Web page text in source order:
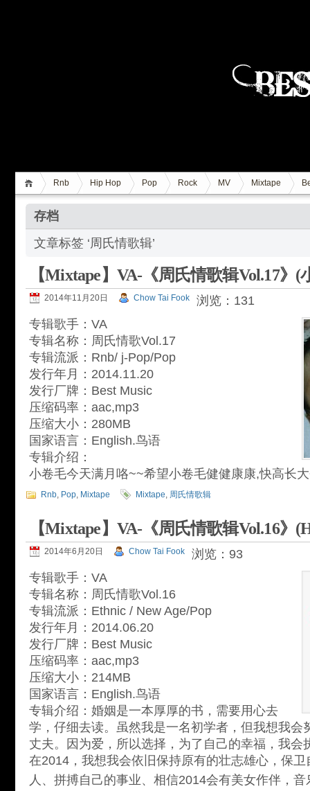
Rnb Hip Hop Pop Rock MV Mixtape
存档
文章标签 ‘周氏情歌辑’
【Mixtape】VA-《周氏情歌辑Vol.17》(
2014年11月20日 Chow Tai Fook
浏览：131
专辑歌手：VA
专辑名称：周氏情歌Vol.17
专辑流派：Rnb/ j-Pop/Pop
发行年月：2014.11.20
发行厂牌：Best Music
压缩码率：aac,mp3
压缩大小：280MB
国家语言：English.鸟语
专辑介绍：
小卷毛今天满月咯~~希望小卷毛健健康康,快高长
Rnb, Pop, Mixtape Mixtape, 周氏情歌辑
【Mixtape】VA-《周氏情歌辑Vol.16》
2014年6月20日 Chow Tai Fook
浏览：93
专辑歌手：VA
专辑名称：周氏情歌Vol.16
专辑流派：Ethnic / New Age/Pop
发行年月：2014.06.20
发行厂牌：Best Music
压缩码率：aac,mp3
压缩大小：214MB
国家语言：English.鸟语
专辑介绍：婚姻是一本厚厚的书，需要用心去
学，仔细去读。虽然我是一名初学者，但我想我会
丈夫。因为爱，所以选择，为了自己的幸福，我会
在2014，我想我会依旧保持原有的壮志雄心，保
人、拼搏自己的事业、相信2014会有美女作伴，